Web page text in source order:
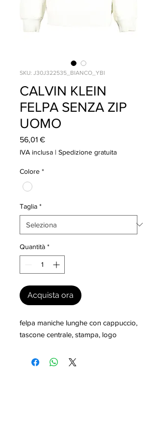
SKU: J30J322535_BIANCO_YBI
CALVIN KLEIN
FELPA SENZA ZIP
UOMO
56,01 €Prezzo
IVA inclusa | Spedizione gratuita
Colore *
Taglia *
Quantità *
Acquista ora
felpa maniche lunghe con cappuccio,
tascone centrale, stampa, logo